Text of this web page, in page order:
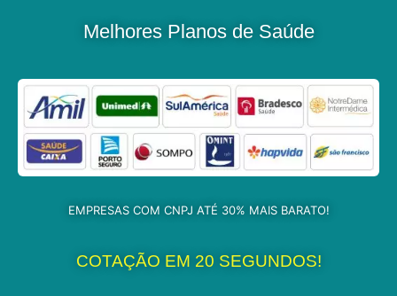
Melhores Planos de Saúde
EMPRESAS COM CNPJ ATÉ 30% MAIS BARATO!
COTAÇÃO EM 20 SEGUNDOS!